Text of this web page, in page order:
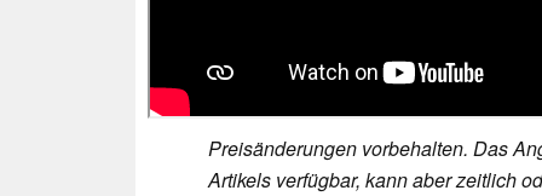
Preisänderungen vorbehalten. Das
Artikels verfügbar, kann aber zeitlich